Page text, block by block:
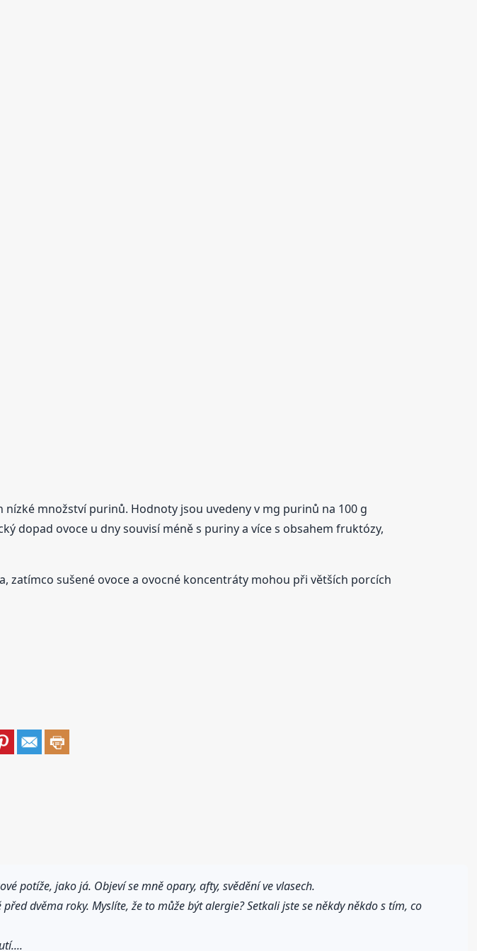
množství purinů. Hodnoty jsou uvedeny v mg purinů na 100 g
dopad ovoce u dny souvisí méně s puriny a více s obsahem fruktózy,
zatímco sušené ovoce a ovocné koncentráty mohou při větších porcích
potíže, jako já. Objeví se mně opary, afty, svědění ve vlasech.
dvěma roky. Myslíte, že to může být alergie? Setkali jste se někdy někdo s tím, co